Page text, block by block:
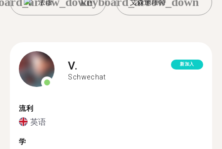
法语 艾森施塔特
V.
Schwechat
新加入
流利
英语
学